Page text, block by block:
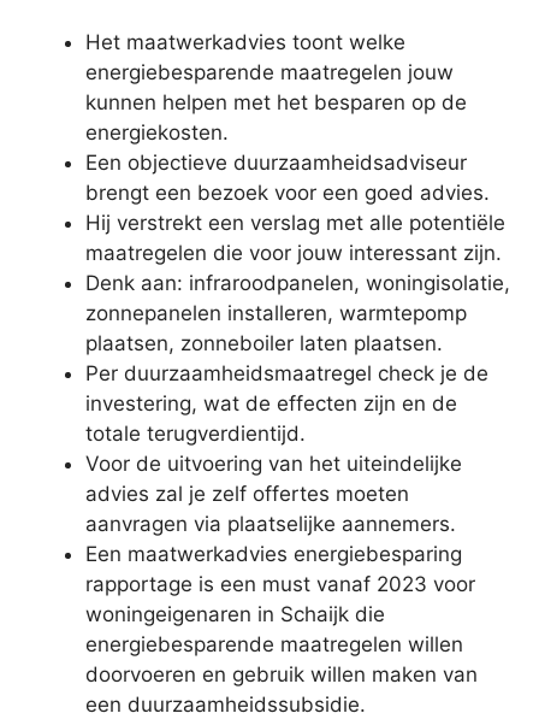
Het maatwerkadvies toont welke
energiebesparende maatregelen jouw
kunnen helpen met het besparen op de
energiekosten.
Een objectieve duurzaamheidsadviseur
brengt een bezoek voor een goed advies.
Hij verstrekt een verslag met alle potentiële
maatregelen die voor jouw interessant zijn.
Denk aan: infraroodpanelen, woningisolatie,
zonnepanelen installeren, warmtepomp
plaatsen, zonneboiler laten plaatsen.
Per duurzaamheidsmaatregel check je de
investering, wat de effecten zijn en de
totale terugverdientijd.
Voor de uitvoering van het uiteindelijke
advies zal je zelf offertes moeten
aanvragen via plaatselijke aannemers.
Een maatwerkadvies energiebesparing
rapportage is een must vanaf 2023 voor
woningeigenaren in Schaijk die
energiebesparende maatregelen willen
doorvoeren en gebruik willen maken van
een duurzaamheidssubsidie.